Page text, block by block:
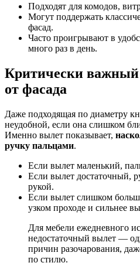
Подходят для комодов,
Могут поддержать
фасад.
Часто проигрывают в
много раз в день.
Критически
от фасада
Даже подходящая по диаметру
неудобной, если она слишком
Именно вылет показывает,
ручку пальцами.
Если вылет маленький,
Если вылет достаточный,
рукой.
Если вылет слишком
узком проходе и сильнее
Для мебели ежедневного
недостаточный вылет —
причин разочарования,
по стилю.